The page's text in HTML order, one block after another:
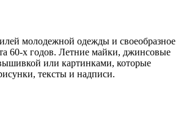
молодежной одежды и своеобразное
60-х годов. Летние майки, джинсовые
или картинками, которые
тексты и надписи.